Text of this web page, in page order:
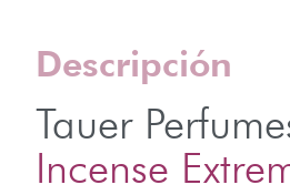
Descripción
Tauer
Incense